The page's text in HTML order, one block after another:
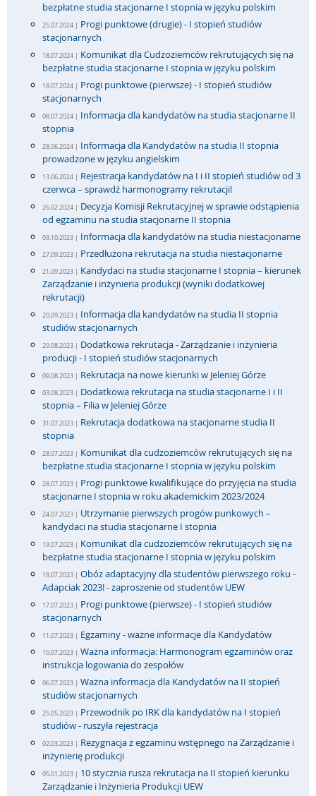
bezpłatne studia stacjonarne I stopnia w języku polskim
25.07.2024 | Progi punktowe (drugie) - I stopień studiów
stacjonarnych
18.07.2024 | Komunikat dla Cudzoziemców rekrutujących się na
bezpłatne studia stacjonarne I stopnia w języku polskim
18.07.2024 | Progi punktowe (pierwsze) - I stopień studiów
stacjonarnych
08.07.2024 | Informacja dla kandydatów na studia stacjonarne II
stopnia
28.06.2024 | Informacja dla Kandydatów na studia II stopnia
prowadzone w języku angielskim
13.06.2024 | Rejestracja kandydatów na I i II stopień studiów od 3
czerwca – sprawdź harmonogramy rekrutacji!
26.02.2024 | Decyzja Komisji Rekrutacyjnej w sprawie odstąpienia
od egzaminu na studia stacjonarne II stopnia
03.10.2023 | Informacja dla kandydatów na studia niestacjonarne
27.09.2023 | Przedłużona rekrutacja na studia niestacjonarne
21.09.2023 | Kandydaci na studia stacjonarne I stopnia – kierunek
Zarządzanie i inżynieria produkcji (wyniki dodatkowej
rekrutacji)
20.09.2023 | Informacja dla kandydatów na studia II stopnia
studiów stacjonarnych
29.08.2023 | Dodatkowa rekrutacja - Zarządzanie i inżynieria
producji - I stopień studiów stacjonarnych
09.08.2023 | Rekrutacja na nowe kierunki w Jeleniej Górze
03.08.2023 | Dodatkowa rekrutacja na studia stacjonarne I i II
stopnia – Filia w Jeleniej Górze
31.07.2023 | Rekrutacja dodatkowa na stacjonarne studia II
stopnia
28.07.2023 | Komunikat dla cudzoziemców rekrutujących się na
bezpłatne studia stacjonarne I stopnia w języku polskim
28.07.2023 | Progi punktowe kwalifikujące do przyjęcia na studia
stacjonarne I stopnia w roku akademickim 2023/2024
24.07.2023 | Utrzymanie pierwszych progów punkowych –
kandydaci na studia stacjonarne I stopnia
19.07.2023 | Komunikat dla cudzoziemców rekrutujących się na
bezpłatne studia stacjonarne I stopnia w języku polskim
18.07.2023 | Obóz adaptacyjny dla studentów pierwszego roku -
Adapciak 2023! - zaproszenie od studentów UEW
17.07.2023 | Progi punktowe (pierwsze) - I stopień studiów
stacjonarnych
11.07.2023 | Egzaminy - ważne informacje dla Kandydatów
10.07.2023 | Ważna informacja: Harmonogram egzaminów oraz
instrukcja logowania do zespołów
06.07.2023 | Ważna informacja dla Kandydatów na II stopień
studiów stacjonarnych
25.05.2023 | Przewodnik po IRK dla kandydatów na I stopień
studiów - ruszyła rejestracja
02.03.2023 | Rezygnacja z egzaminu wstępnego na Zarządzanie i
inżynierię produkcji
05.01.2023 | 10 stycznia rusza rekrutacja na II stopień kierunku
Zarządzanie i Inżynieria Produkcji UEW